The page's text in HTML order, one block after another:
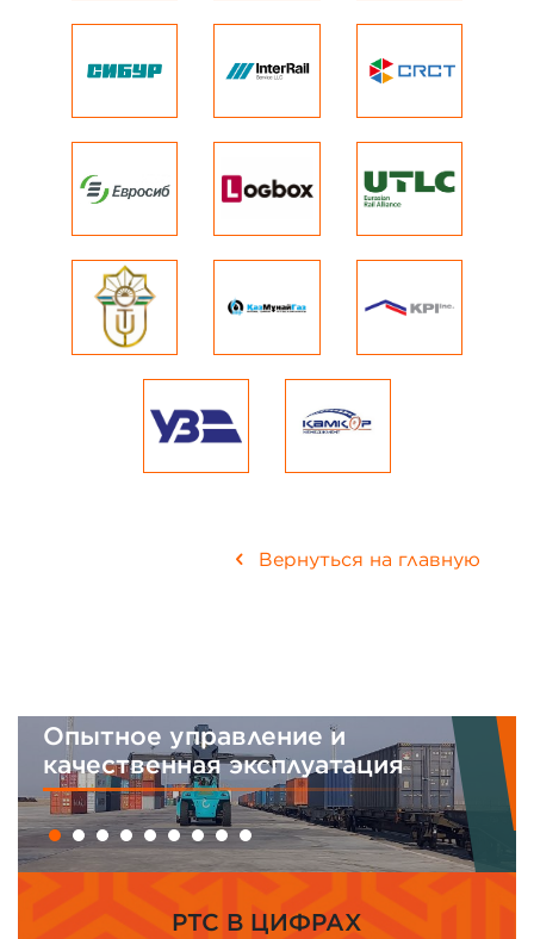
Вернуться на главную
Опытное управление и
качественная эксплуатация
PTC В ЦИФРАХ